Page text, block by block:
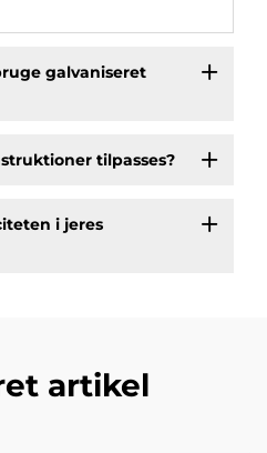
galvaniseret
tilpasses?
i jeres
artikel